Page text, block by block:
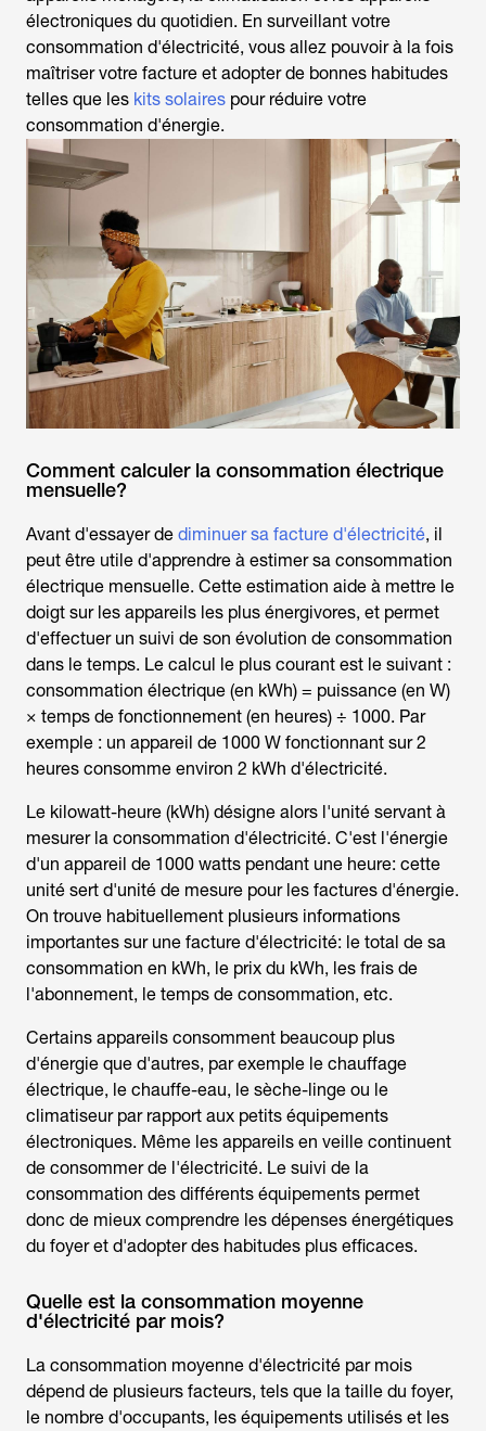
électroniques du quotidien. En surveillant votre
consommation d'électricité, vous allez pouvoir à la fois
maîtriser votre facture et adopter de bonnes habitudes
telles que les kits solaires pour réduire votre
consommation d'énergie.
Comment calculer la consommation électrique
mensuelle?
Avant d'essayer de diminuer sa facture d'électricité, il
peut être utile d'apprendre à estimer sa consommation
électrique mensuelle. Cette estimation aide à mettre le
doigt sur les appareils les plus énergivores, et permet
d'effectuer un suivi de son évolution de consommation
dans le temps. Le calcul le plus courant est le suivant :
consommation électrique (en kWh) = puissance (en W)
× temps de fonctionnement (en heures) ÷ 1000. Par
exemple : un appareil de 1000 W fonctionnant sur 2
heures consomme environ 2 kWh d'électricité.
Le kilowatt-heure (kWh) désigne alors l'unité servant à
mesurer la consommation d'électricité. C'est l'énergie
d'un appareil de 1000 watts pendant une heure: cette
unité sert d'unité de mesure pour les factures d'énergie.
On trouve habituellement plusieurs informations
importantes sur une facture d'électricité: le total de sa
consommation en kWh, le prix du kWh, les frais de
l'abonnement, le temps de consommation, etc.
Certains appareils consomment beaucoup plus
d'énergie que d'autres, par exemple le chauffage
électrique, le chauffe-eau, le sèche-linge ou le
climatiseur par rapport aux petits équipements
électroniques. Même les appareils en veille continuent
de consommer de l'électricité. Le suivi de la
consommation des différents équipements permet
donc de mieux comprendre les dépenses énergétiques
du foyer et d'adopter des habitudes plus efficaces.
Quelle est la consommation moyenne
d'électricité par mois?
La consommation moyenne d'électricité par mois
dépend de plusieurs facteurs, tels que la taille du foyer,
le nombre d'occupants, les équipements utilisés et les